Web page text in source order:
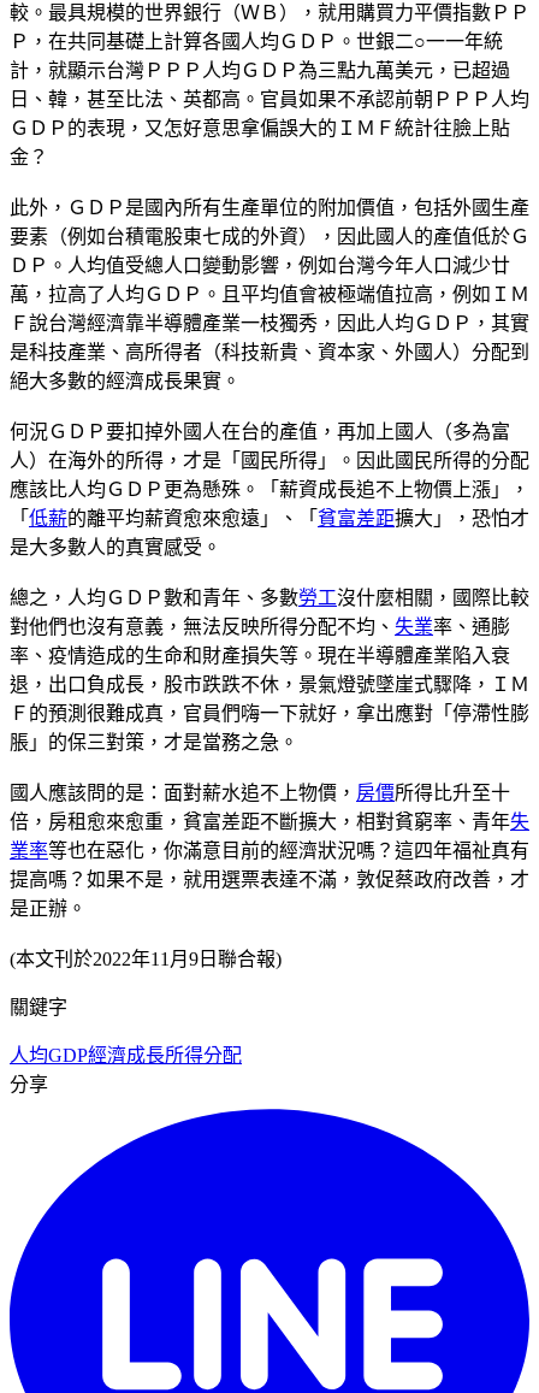
較。最具規模的世界銀行（ＷＢ），就用購買力平價指數ＰＰ
Ｐ，在共同基礎上計算各國人均ＧＤＰ。世銀二○一一年統
計，就顯示台灣ＰＰＰ人均ＧＤＰ為三點九萬美元，已超過
日、韓，甚至比法、英都高。官員如果不承認前朝ＰＰＰ人均
ＧＤＰ的表現，又怎好意思拿偏誤大的ＩＭＦ統計往臉上貼
金？
此外，ＧＤＰ是國內所有生產單位的附加價值，包括外國生產
要素（例如台積電股東七成的外資），因此國人的產值低於Ｇ
ＤＰ。人均值受總人口變動影響，例如台灣今年人口減少廿
萬，拉高了人均ＧＤＰ。且平均值會被極端值拉高，例如ＩＭ
Ｆ說台灣經濟靠半導體產業一枝獨秀，因此人均ＧＤＰ，其實
是科技產業、高所得者（科技新貴、資本家、外國人）分配到
絕大多數的經濟成長果實。
何況ＧＤＰ要扣掉外國人在台的產值，再加上國人（多為富
人）在海外的所得，才是「國民所得」。因此國民所得的分配
應該比人均ＧＤＰ更為懸殊。「薪資成長追不上物價上漲」，
「 低薪的離平均薪資愈來愈遠」、「 貧富差距擴大」，恐怕才
是大多數人的真實感受。
總之，人均ＧＤＰ數和青年、多數勞工沒什麼相關，國際比較
對他們也沒有意義，無法反映所得分配不均、 失業率、通膨
率、疫情造成的生命和財產損失等。現在半導體產業陷入衰
退，出口負成長，股市跌跌不休，景氣燈號墜崖式驟降，ＩＭ
Ｆ的預測很難成真，官員們嗨一下就好，拿出應對「停滯性膨
脹」的保三對策，才是當務之急。
國人應該問的是：面對薪水追不上物價， 房價所得比升至十
倍，房租愈來愈重，貧富差距不斷擴大，相對貧窮率、青年失
業率等也在惡化，你滿意目前的經濟狀況嗎？這四年福祉真有
提高嗎？如果不是，就用選票表達不滿，敦促蔡政府改善，才
是正辦。
(本文刊於2022年11月9日聯合報)
關鍵字
人均GDP經濟成長所得分配
分享